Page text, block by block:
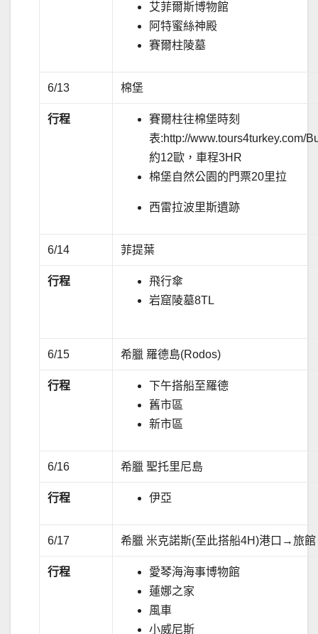
艾菲爾斯博物館
阿特蜜絲神殿
賽爾柱陵墓
6/13 棉堡
行程
賽爾柱往棉堡時刻
表:http://www.tours4turkey.com/
約12歐，車程3HR
棉堡自然公園的門票20里拉
西雷拉波里斯遺跡
6/14 菲提葉
行程
飛行傘
岩窟陵墓8TL
6/15 希臘 羅德島(Rodos)
行程
下午搭船至羅德
舊市區
新市區
6/16 希臘 聖托里尼島
行程 伊亞
6/17 希臘 米克諾斯(至此搭船4H)港口→旅館
行程
愛琴海海事博物館
蓮娜之家
風車
小威尼斯